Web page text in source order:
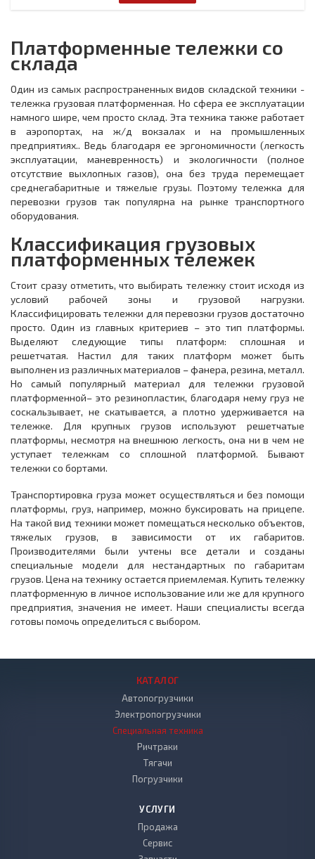
Платформенные тележки со
склада
Один из самых распространенных видов складской техники -
тележка грузовая платформенная. Но сфера ее эксплуатации
намного шире, чем просто склад. Эта техника также работает
в аэропортах, на ж/д вокзалах и на промышленных
предприятиях.. Ведь благодаря ее эргономичности (легкость
эксплуатации, маневренность) и экологичности (полное
отсутствие выхлопных газов), она без труда перемещает
среднегабаритные и тяжелые грузы. Поэтому тележка для
перевозки грузов так популярна на рынке транспортного
оборудования.
Классификация грузовых
платформенных тележек
Стоит сразу отметить, что выбирать тележку стоит исходя из
условий рабочей зоны и грузовой нагрузки.
Классифицировать тележки для перевозки грузов достаточно
просто. Один из главных критериев – это тип платформы.
Выделяют следующие типы платформ: сплошная и
решетчатая. Настил для таких платформ может быть
выполнен из различных материалов – фанера, резина, металл.
Но самый популярный материал для тележки грузовой
платформенной– это резинопластик, благодаря нему груз не
соскальзывает, не скатывается, а плотно удерживается на
тележке. Для крупных грузов используют решетчатые
платформы, несмотря на внешнюю легкость, она ни в чем не
уступает тележкам со сплошной платформой. Бывают
тележки со бортами.
Транспортировка груза может осуществляться и без помощи
платформы, груз, например, можно буксировать на прицепе.
На такой вид техники может помещаться несколько объектов,
тяжелых грузов, в зависимости от их габаритов.
Производителями были учтены все детали и созданы
специальные модели для нестандартных по габаритам
грузов. Цена на технику остается приемлемая. Купить тележку
платформенную в личное использование или же для крупного
предприятия, значения не имеет. Наши специалисты всегда
готовы помочь определиться с выбором.
КАТАЛОГ
Автопогрузчики
Электропогрузчики
Специальная техника
Ричтраки
Тягачи
Погрузчики
УСЛУГИ
Продажа
Сервис